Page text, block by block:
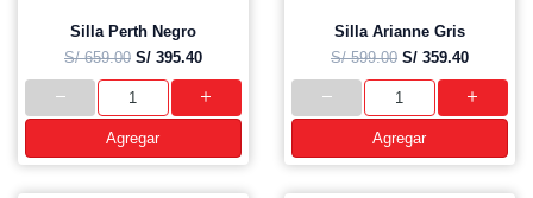
Silla Perth Negro
S/ 659.00 S/ 395.40
Agregar
Silla Arianne Gris
S/ 599.00 S/ 359.40
Agregar